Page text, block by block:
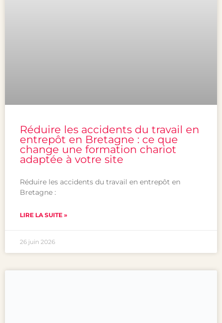
Réduire les accidents du travail en
entrepôt en Bretagne : ce que
change une formation chariot
adaptée à votre site
Réduire les accidents du travail en entrepôt en
Bretagne :
LIRE LA SUITE »
26 juin 2026